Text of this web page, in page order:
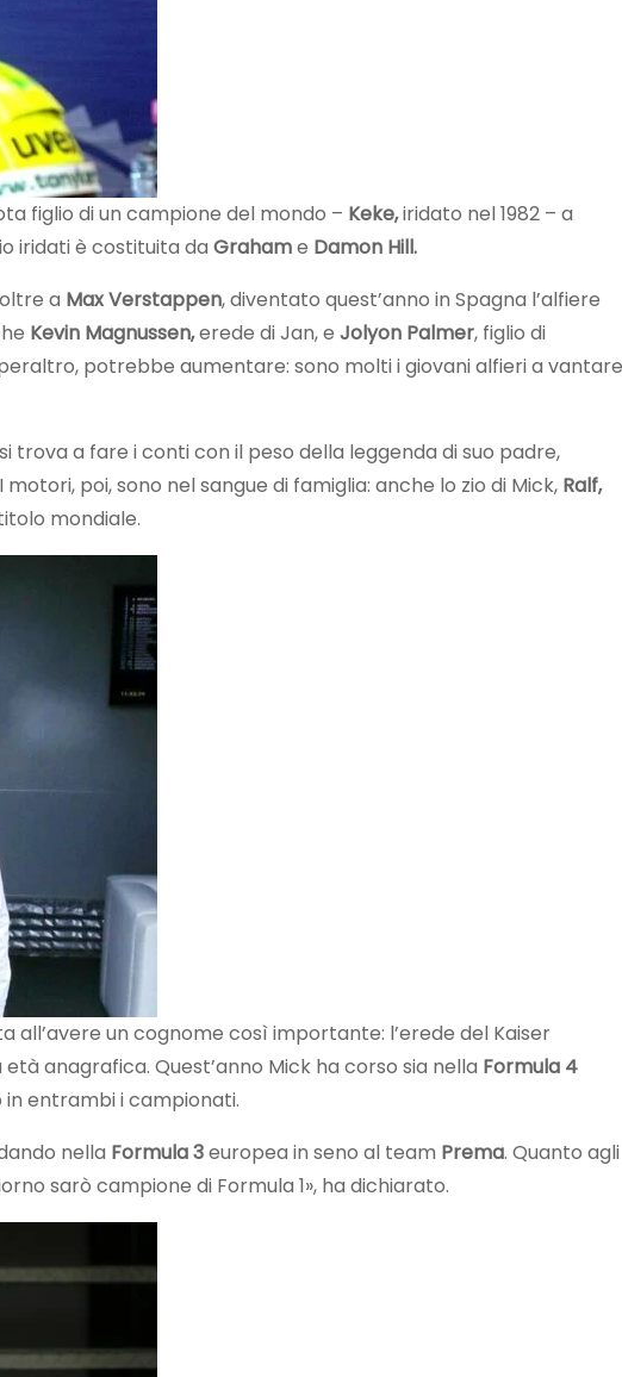
figlio di un campione del mondo – Keke,iridato nel 1982 – a
iridati è costituita da Grahame Damon Hill.
a Max Verstappen, diventato quest’anno in Spagna l’alfiere
Kevin Magnussen,erede di Jan, e Jolyon Palmer, figlio di
potrebbe aumentare: sono molti i giovani alfieri a vantare
trova a fare i conti con il peso della leggenda di suo padre,
poi, sono nel sangue di famiglia: anche lo zio di Mick, Ralf,
mondiale.
all’avere un cognome così importante: l’erede del Kaiser
anagrafica. Quest’anno Mick ha corso sia nella Formula 4
in entrambi i campionati.
nella Formula 3europea in seno al team Prema. Quanto agli
sarò campione di Formula 1», ha dichiarato.